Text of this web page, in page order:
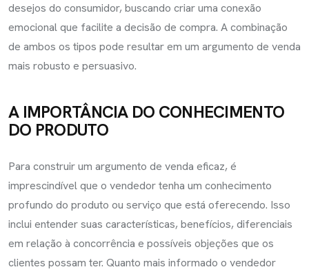
desejos do consumidor, buscando criar uma conexão
emocional que facilite a decisão de compra. A combinação
de ambos os tipos pode resultar em um argumento de venda
mais robusto e persuasivo.
A IMPORTÂNCIA DO CONHECIMENTO
DO PRODUTO
Para construir um argumento de venda eficaz, é
imprescindível que o vendedor tenha um conhecimento
profundo do produto ou serviço que está oferecendo. Isso
inclui entender suas características, benefícios, diferenciais
em relação à concorrência e possíveis objeções que os
clientes possam ter. Quanto mais informado o vendedor